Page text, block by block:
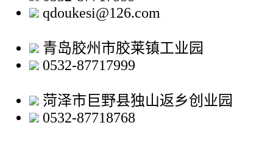
qdoukesi@126.com
青岛胶州市胶莱镇工业园
0532-87717999
菏泽市巨野县独山返乡创业园
0532-87718768